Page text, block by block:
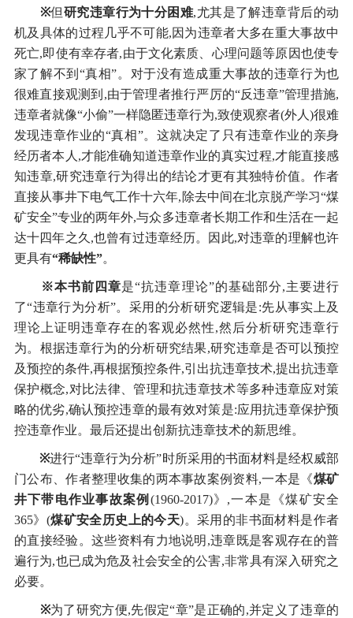
※但研究违章行为十分困难,尤其是了解违章背后的动
机及具体的过程几乎不可能,因为违章者大多在重大事故中
死亡,即使有幸存者,由于文化素质、心理问题等原因也使专
家了解不到“真相”。对于没有造成重大事故的违章行为也
很难直接观测到,由于管理者推行严厉的“反违章”管理措施,
违章者就像“小偷”一样隐匿违章行为,致使观察者(外人)很难
发现违章作业的“真相”。这就决定了只有违章作业的亲身
经历者本人,才能准确知道违章作业的真实过程,才能直接感
知违章,研究违章行为得出的结论才更有其独特价值。作者
直接从事井下电气工作十六年,除去中间在北京脱产学习“煤
矿安全”专业的两年外,与众多违章者长期工作和生活在一起
达十四年之久,也曾有过违章经历。因此,对违章的理解也许
更具有“稀缺性”。
※本书前四章是“抗违章理论”的基础部分,主要进行
了“违章行为分析”。采用的分析研究逻辑是:先从事实上及
理论上证明违章存在的客观必然性,然后分析研究违章行
为。根据违章行为的分析研究结果,研究违章是否可以预控
及预控的条件,再根据预控条件,引出抗违章技术,提出抗违章
保护概念,对比法律、管理和抗违章技术等多种违章应对策
略的优劣,确认预控违章的最有效对策是:应用抗违章保护预
控违章作业。最后还提出创新抗违章技术的新思维。
※进行“违章行为分析”时所采用的书面材料是经权威部
门公布、作者整理收集的两本事故案例资料,一本是《煤矿
井下带电作业事故案例 (1960-2017)》,一本是《煤矿安全
365》(煤矿安全历史上的今天)。采用的非书面材料是作者
的直接经验。这些资料有力地说明,违章既是客观存在的普
遍行为,也已成为危及社会安全的公害,非常具有深入研究之
必要。
※为了研究方便,先假定“章”是正确的,并定义了违章的